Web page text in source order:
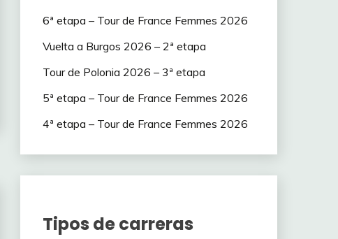
6ª etapa – Tour de France Femmes 2026
Vuelta a Burgos 2026 – 2ª etapa
Tour de Polonia 2026 – 3ª etapa
5ª etapa – Tour de France Femmes 2026
4ª etapa – Tour de France Femmes 2026
Tipos de carreras